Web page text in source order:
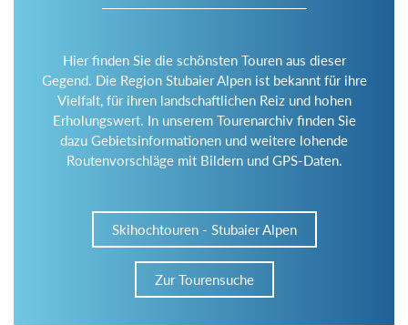
Hier finden Sie die schönsten Touren aus dieser
Gegend. Die Region Stubaier Alpen ist bekannt für ihre
Vielfalt, für ihren landschaftlichen Reiz und hohen
Erholungswert. In unserem Tourenarchiv finden Sie
dazu Gebietsinformationen und weitere lohende
Routenvorschläge mit Bildern und GPS-Daten.
Skihochtouren - Stubaier Alpen
Zur Tourensuche